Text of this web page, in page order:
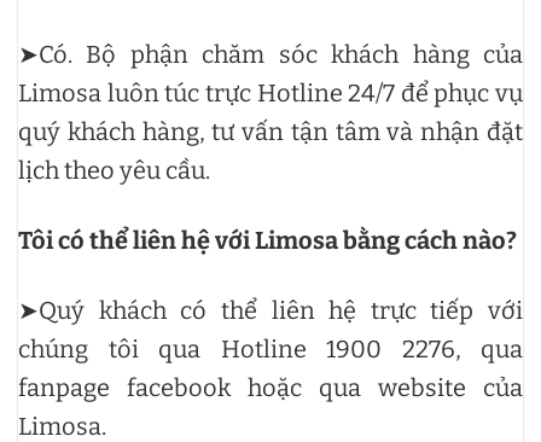
➤Có. Bộ phận chăm sóc khách hàng của
Limosa luôn túc trực Hotline 24/7 để phục vụ
quý khách hàng, tư vấn tận tâm và nhận đặt
lịch theo yêu cầu.
Tôi có thể liên hệ với Limosa bằng cách nào?
➤Quý khách có thể liên hệ trực tiếp với
chúng tôi qua Hotline 1900 2276, qua
fanpage facebook hoặc qua website của
Limosa.